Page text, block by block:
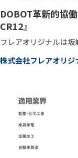
DOBOT革新的協
CR12』
フレアオリジナルは坂
株式会社フレアオリジ